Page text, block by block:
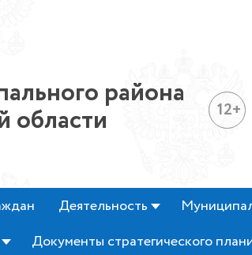
района
области 12+
Деятельность
Документы стратегического